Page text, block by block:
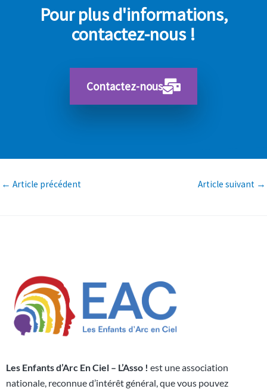
Pour plus d'informations,
contactez-nous !
Contactez-nous
← Article précédent Article suivant →
Les Enfants d’Arc En Ciel – L’Asso ! est une association
nationale, reconnue d’intérêt général, que vous pouvez